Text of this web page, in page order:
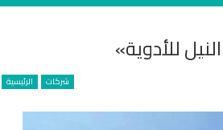
شركات الرئيسية